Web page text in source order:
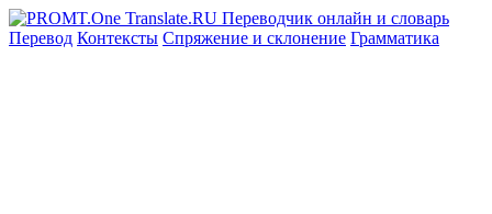
Перевод Контексты Спряжение и склонение Грамматика